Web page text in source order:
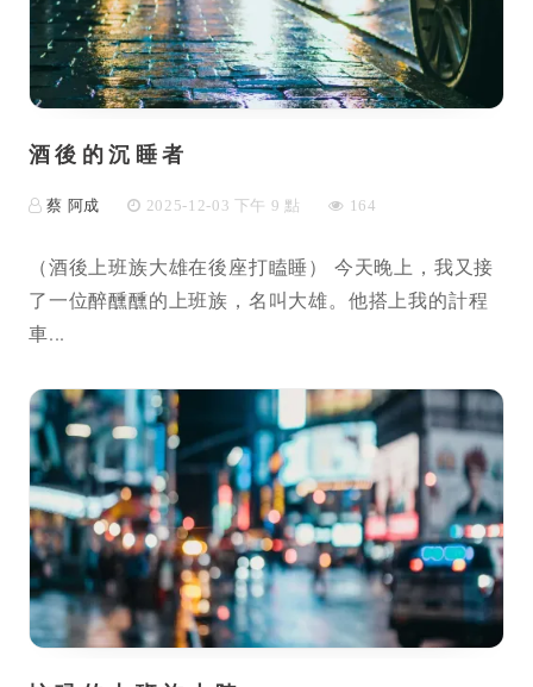
酒後的沉睡者
蔡 阿成 2025-12-03 下午 9 點 164
（酒後上班族大雄在後座打瞌睡） 今天晚上，我又接
了一位醉醺醺的上班族，名叫大雄。他搭上我的計程
車...